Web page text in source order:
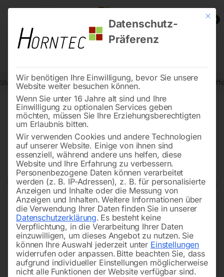
0
Start Schweisstechnologie Schweißdrähte, Elektroden,
Mit
Datenschutz-
Präferenz
Wir benötigen Ihre Einwilligung, bevor Sie unsere
Website weiter besuchen können.
Wenn Sie unter 16 Jahre alt sind und Ihre
Einwilligung zu optionalen Services geben
möchten, müssen Sie Ihre Erziehungsberechtigten
um Erlaubnis bitten.
Wir verwenden Cookies und andere Technologien
auf unserer Website. Einige von ihnen sind
essenziell, während andere uns helfen, diese
Website und Ihre Erfahrung zu verbessern.
Personenbezogene Daten können verarbeitet
werden (z. B. IP-Adressen), z. B. für personalisierte
Anzeigen und Inhalte oder die Messung von
Anzeigen und Inhalten. Weitere Informationen über
die Verwendung Ihrer Daten finden Sie in unserer
Datenschutzerklärung. Es besteht keine
Verpflichtung, in die Verarbeitung Ihrer Daten
einzuwilligen, um dieses Angebot zu nutzen. Sie
können Ihre Auswahl jederzeit unter Einstellungen
widerrufen oder anpassen. Bitte beachten Sie, dass
aufgrund individueller Einstellungen möglicherweise
nicht alle Funktionen der Website verfügbar sind.